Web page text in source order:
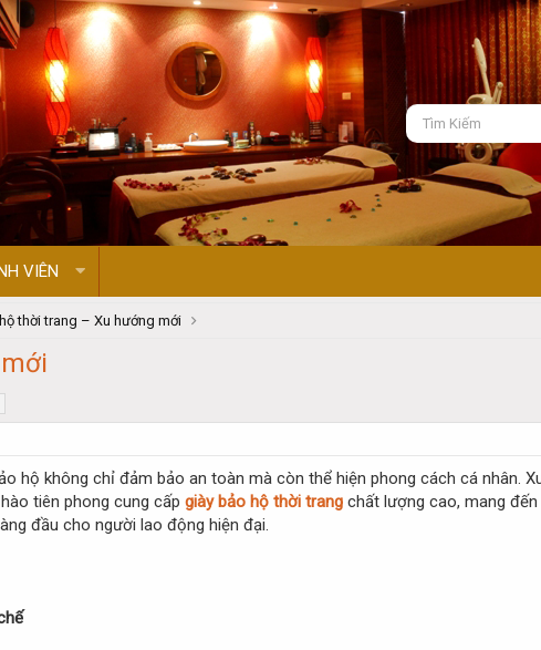
VIÊN
thời trang – Xu hướng mới
hộ không chỉ đảm bảo an toàn mà còn thể hiện phong cách cá nhân.
tiên phong cung cấp giày bảo hộ thời trang chất lượng cao, mang
đầu cho người lao động hiện đại.